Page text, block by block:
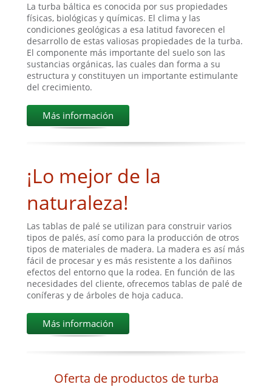
La turba báltica es conocida por sus propiedades
físicas, biológicas y químicas. El clima y las
condiciones geológicas a esa latitud favorecen el
desarrollo de estas valiosas propiedades de la turba.
El componente más importante del suelo son las
sustancias orgánicas, las cuales dan forma a su
estructura y constituyen un importante estimulante
del crecimiento.
Más información
¡Lo mejor de la
naturaleza!
Las tablas de palé se utilizan para construir varios
tipos de palés, así como para la producción de otros
tipos de materiales de madera. La madera es así más
fácil de procesar y es más resistente a los dañinos
efectos del entorno que la rodea. En función de las
necesidades del cliente, ofrecemos tablas de palé de
coníferas y de árboles de hoja caduca.
Más información
Oferta de productos de turba